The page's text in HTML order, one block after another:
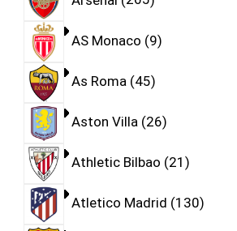
AS Monaco 9
As Roma 45
Aston Villa 26
Athletic Bilbao 21
Atletico Madrid 130